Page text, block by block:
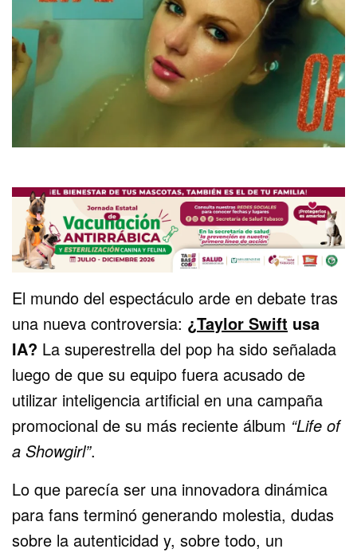
El mundo del espectáculo arde en debate tras
una nueva controversia: ¿Taylor Swift usa
IA? La superestrella del pop ha sido señalada
luego de que su equipo fuera acusado de
utilizar inteligencia artificial en una campaña
promocional de su más reciente álbum “Life of
a Showgirl”.
Lo que parecía ser una innovadora dinámica
para fans terminó generando molestia, dudas
sobre la autenticidad y, sobre todo, un